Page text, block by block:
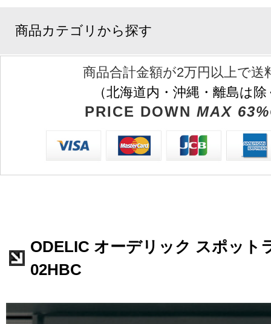
商品カテゴリから探す
商品合計金額が2万円以上で送
（北海道内・沖縄・離島は
PRICE DOWN MAX
ODELIC オーデリック スポット
02HBC